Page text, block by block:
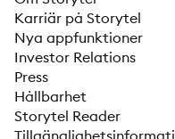
Karriär på Storytel
Nya appfunktioner
Investor Relations
Press
Hållbarhet
Storytel Reader